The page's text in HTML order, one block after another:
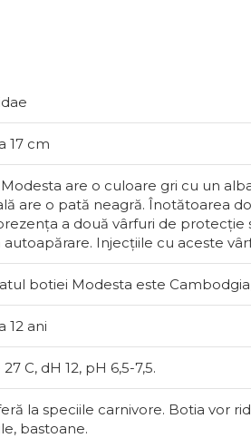
17 cm
are o culoare gri cu un
are o pată neagră. Înotătoarea
a două vârfuri de protecție
autoapărare. Injecțiile cu aceste
botiei Modesta este
12 ani
27 С, dH 12, pH 6,5-7,5.
la speciile carnivore. Botia vor
bastoane.